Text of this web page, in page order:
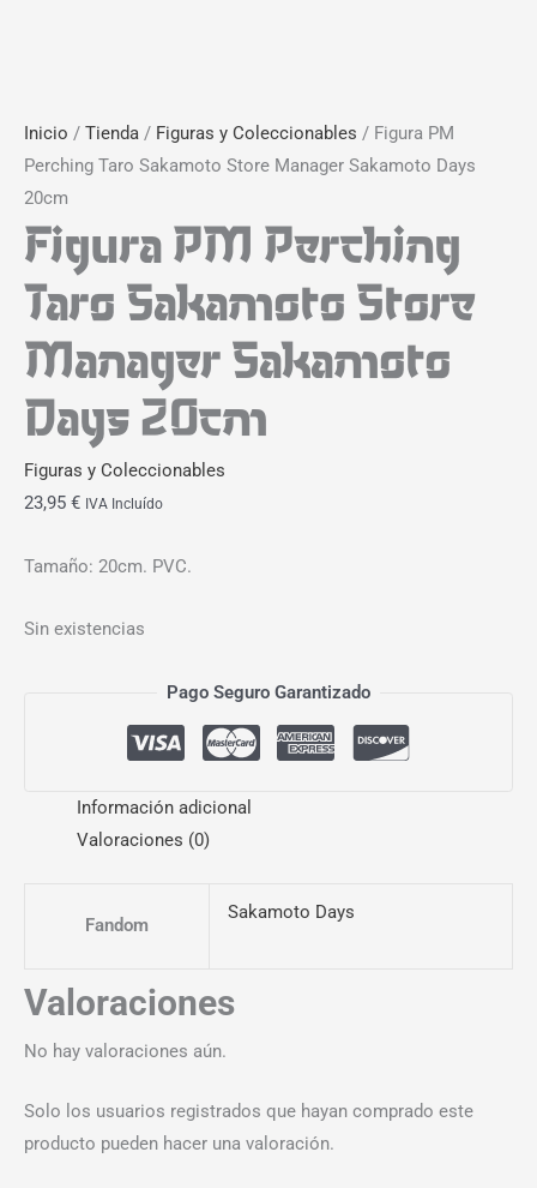
Inicio / Tienda / Figuras y Coleccionables / Figura PM
Perching Taro Sakamoto Store Manager Sakamoto Days
20cm
Figura PM Perching
Taro Sakamoto Store
Manager Sakamoto
Days 20cm
Figuras y Coleccionables
23,95 € IVA Incluído
Tamaño: 20cm. PVC.
Sin existencias
Pago Seguro Garantizado
Información adicional
Valoraciones (0)
Fandom
Sakamoto Days
Valoraciones
No hay valoraciones aún.
Solo los usuarios registrados que hayan comprado este
producto pueden hacer una valoración.